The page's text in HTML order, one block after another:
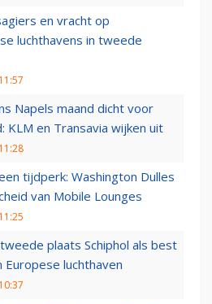
en vracht op
luchthavens in tweede
Napels maand dicht voor
KLM en Transavia wijken uit
tijdperk: Washington Dulles
van Mobile Lounges
plaats Schiphol als best
Europese luchthaven